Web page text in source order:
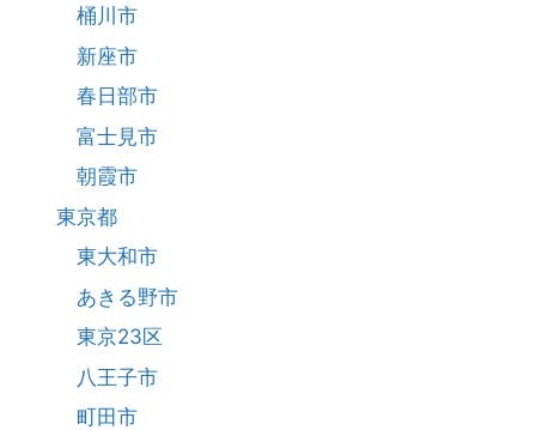
桶川市
新座市
春日部市
富士見市
朝霞市
東京都
東大和市
あきる野市
東京23区
八王子市
町田市